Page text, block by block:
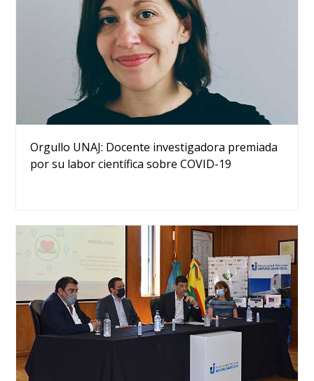
Orgullo UNAJ: Docente investigadora premiada
por su labor científica sobre COVID-19